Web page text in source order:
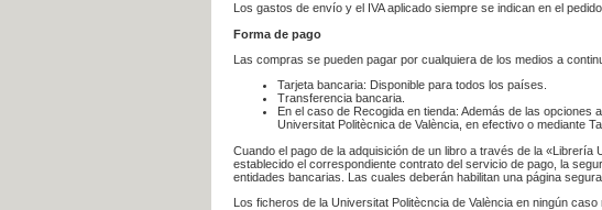
Los gastos de envío y el IVA aplicado siempre se indican en el pedido.
Forma de pago
Las compras se pueden pagar por cualquiera de los medios a
Tarjeta bancaria: Disponible para todos los países.
Transferencia bancaria.
En el caso de Recogida en tienda: Además de las
Universitat Politècnica de València, en efectivo o mediante
Cuando el pago de la adquisición de un libro a través de la
establecido el correspondiente contrato del servicio de pago, la
entidades bancarias. Las cuales deberán habilitan una página segura
Los ficheros de la Universitat Politècncia de València en ningún